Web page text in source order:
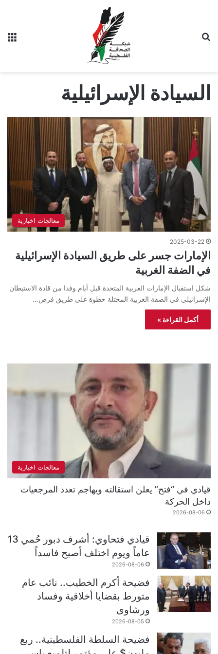
السيادة الإسرائيلية
معالجات اخبارية
2025-03-22
الإمارات جسر على طريق السيادة الإسرائيلية
في الضفة الغربية
شكل استقبال الإمارات العربية المتحدة قبل أيام وفدا من قادة الاستيطان
الإسرائيلي في الضفة الغربية المحتلة خطوة على طريق فرض…
أكمل القراءة »
معالجات اخبارية
قيادي في “فتح” يعلن استقالته ويهاجم تعدد المرجعيات
داخل الحركة
2026-08-06
قيادي فتحاوي: أشرف دبور حُمي 13
عاماً ويوم اختلف أصبح فاسداً
2026-08-06
فضيحة أكرم الخطيب.. نائب عام
متورط بقضايا أخلاقية وفساد
ورشاوى
2026-08-05
فضيحة السلطة الفلسطينية.. ربع